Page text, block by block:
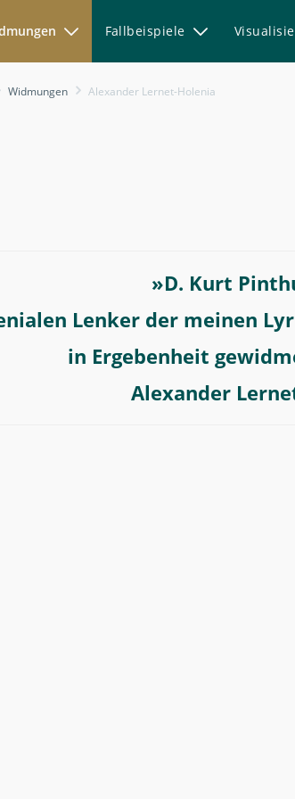
Fallbeispiele
Widmungen Alexander Lernet-Holenia
»D. Kurt
Lenker der meinen
in Ergebenheit
Alexander